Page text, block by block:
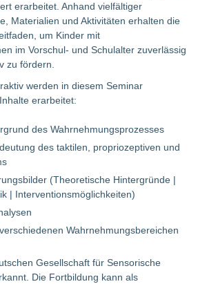
erarbeitet. Anhand vielfältiger
Materialien und Aktivitäten erhalten die
um Kinder mit
im Vorschul- und Schulalter zuverlässig
zu fördern.
werden in diesem Seminar
erarbeitet:
des Wahrnehmungsprozesses
des taktilen, propriozeptiven und
(Theoretische Hintergründe |
| Interventionsmöglichkeiten)
Wahrnehmungsbereichen
Gesellschaft für Sensorische
Die Fortbildung kann als